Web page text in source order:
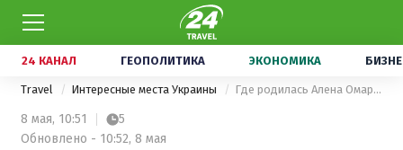
24 КАНАЛ ГЕОПОЛИТИКА ЭКОНОМИКА
Travel Интересные места Украины Где родилась Алена Омаргалиева, которая перепела песню "Стожары", и что там посмотреть туристу
8 мая, 10:51
5
Обновлено - 10:52, 8 мая